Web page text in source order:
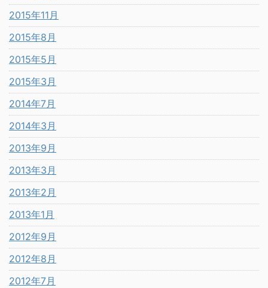
2015年11月
2015年8月
2015年5月
2015年3月
2014年7月
2014年3月
2013年9月
2013年3月
2013年2月
2013年1月
2012年9月
2012年8月
2012年7月